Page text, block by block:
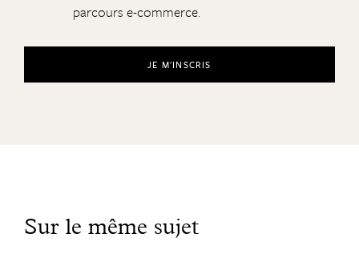
JE M'INSCRIS
parcours e-commerce.
Sur le même sujet